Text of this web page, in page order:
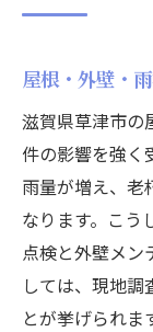
屋根・外壁・
滋賀県草津市の
件の影響を強く
雨量が増え、老
なります。こう
点検と外壁メン
しては、現地
とが挙げられ